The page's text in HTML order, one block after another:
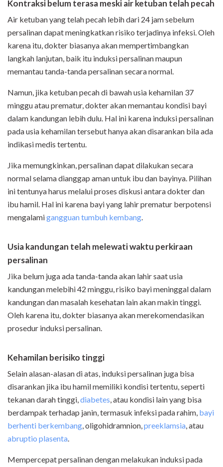
Kontraksi belum terasa meski air ketuban telah pecah
Air ketuban yang telah pecah lebih dari 24 jam sebelum
persalinan dapat meningkatkan risiko terjadinya infeksi. Oleh
karena itu, dokter biasanya akan mempertimbangkan
langkah lanjutan, baik itu induksi persalinan maupun
memantau tanda-tanda persalinan secara normal.
Namun, jika ketuban pecah di bawah usia kehamilan 37
minggu atau prematur, dokter akan memantau kondisi bayi
dalam kandungan lebih dulu. Hal ini karena induksi persalinan
pada usia kehamilan tersebut hanya akan disarankan bila ada
indikasi medis tertentu.
Jika memungkinkan, persalinan dapat dilakukan secara
normal selama dianggap aman untuk ibu dan bayinya. Pilihan
ini tentunya harus melalui proses diskusi antara dokter dan
ibu hamil. Hal ini karena bayi yang lahir prematur berpotensi
mengalamigangguan tumbuh kembang.
Usia kandungan telah melewati waktu perkiraan
persalinan
Jika belum juga ada tanda-tanda akan lahir saat usia
kandungan melebihi 42 minggu, risiko bayi meninggal dalam
kandungan dan masalah kesehatan lain akan makin tinggi.
Oleh karena itu, dokter biasanya akan merekomendasikan
prosedur induksi persalinan.
Kehamilan berisiko tinggi
Selain alasan-alasan di atas, induksi persalinan juga bisa
disarankan jika ibu hamil memiliki kondisi tertentu, seperti
tekanan darah tinggi,diabetes, atau kondisi lain yang bisa
berdampak terhadap janin, termasuk infeksi pada rahim, bayi
berhenti berkembang, oligohidramnion,preeklamsia, atau
abruptio plasenta.
Mempercepat persalinan dengan melakukan induksi pada